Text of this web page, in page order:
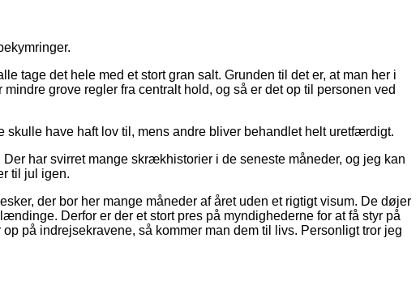
tage det hele med et stort gran salt. Grunden til det er, at man her i
grove regler fra centralt hold, og så er det op til personen ved
have haft lov til, mens andre bliver behandlet helt uretfærdigt.
har svirret mange skrækhistorier i de seneste måneder, og jeg kan
til jul igen.
der bor her mange måneder af året uden et rigtigt visum. De døjer
Derfor er der et stort pres på myndighederne for at få styr på
på indrejsekravene, så kommer man dem til livs. Personligt tror jeg